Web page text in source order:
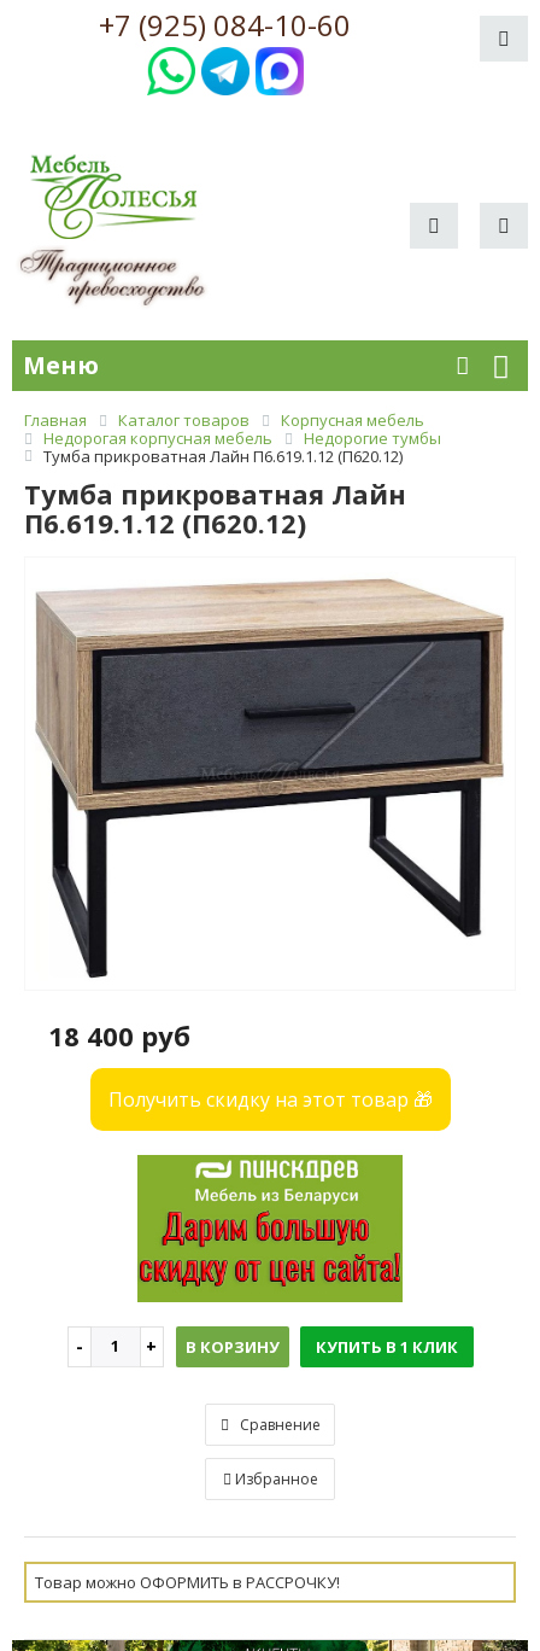
+7 (925) 084-10-60
Меню
Главная Каталог товаров
Корпусная мебель
Недорогая корпусная мебель
Недорогие тумбы
Тумба прикроватная Лайн П6.619.1.12 (П620.12)
Тумба прикроватная Лайн
П6.619.1.12 (П620.12)
18 400 руб
Получить скидку на этот товар 🎁
В КОРЗИНУ КУПИТЬ В 1 КЛИК
Сравнение
Избранное
Товар можно ОФОРМИТЬ в РАССРОЧКУ!